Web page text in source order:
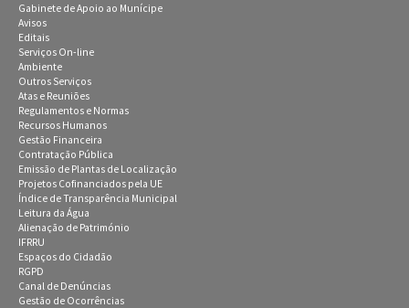
Gabinete de Apoio ao Munícipe
Avisos
Editais
Serviços On-line
Ambiente
Outros Serviços
Atas e Reuniões
Regulamentos e Normas
Recursos Humanos
Gestão Financeira
Contratação Pública
Emissão de Plantas de Localização
Projetos Cofinanciados pela UE
Índice de Transparência Municipal
Leitura da Água
Alienação de Património
IFRRU
Espaços do Cidadão
RGPD
Canal de Denúncias
Gestão de Ocorrências